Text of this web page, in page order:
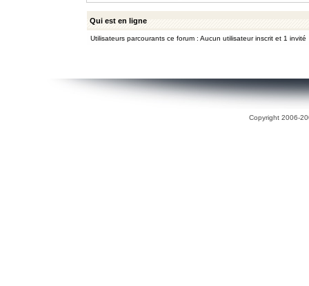
Qui est en ligne
Utilisateurs parcourants ce forum : Aucun utilisateur inscrit et 1 invité
Copyright 2006-